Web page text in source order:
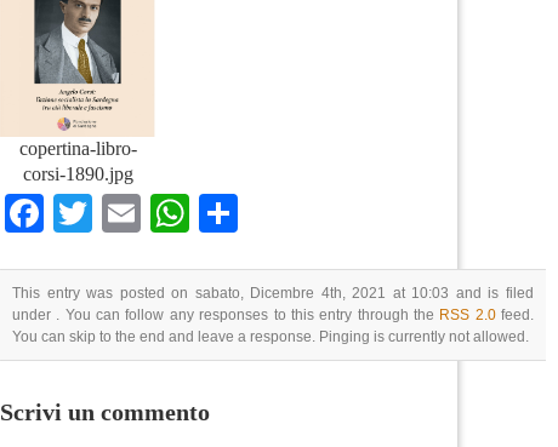
copertina-libro-
corsi-1890.jpg
Facebook
TwitterEmailWhatsApp
This entry was posted on sabato, Dicembre 4th, 2021 at 10:03 and is filed
under . You can follow any responses to this entry through the RSS 2.0feed.
You can skip to the end and leave a response. Pinging is currently not allowed.
Scrivi un commento